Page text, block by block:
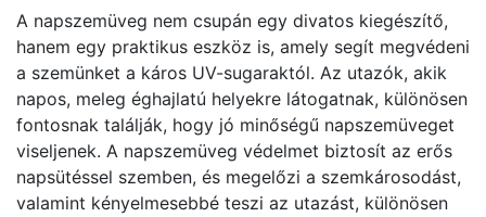
A napszemüveg nem csupán egy divatos kiegészítő,
hanem egy praktikus eszköz is, amely segít megvédeni
a szemünket a káros UV-sugaraktól. Az utazók, akik
napos, meleg éghajlatú helyekre látogatnak, különösen
fontosnak találják, hogy jó minőségű napszemüveget
viseljenek. A napszemüveg védelmet biztosít az erős
napsütéssel szemben, és megelőzi a szemkárosodást,
valamint kényelmesebbé teszi az utazást, különösen